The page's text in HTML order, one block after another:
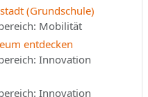
(Grundschule)
Mobilität
entdecken
Innovation
Innovation